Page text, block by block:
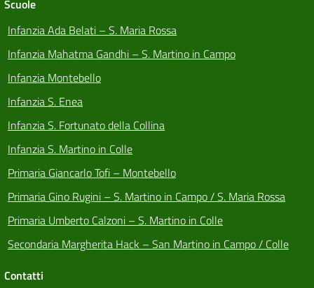
Scuole
Infanzia Ada Belati – S. Maria Rossa
Infanzia Mahatma Gandhi – S. Martino in Campo
Infanzia Montebello
Infanzia S. Enea
Infanzia S. Fortunato della Collina
Infanzia S. Martino in Colle
Primaria Giancarlo Tofi – Montebello
Primaria Gino Rugini – S. Martino in Campo / S. Maria Rossa
Primaria Umberto Calzoni – S. Martino in Colle
Secondaria Margherita Hack – San Martino in Campo / Colle
Contatti